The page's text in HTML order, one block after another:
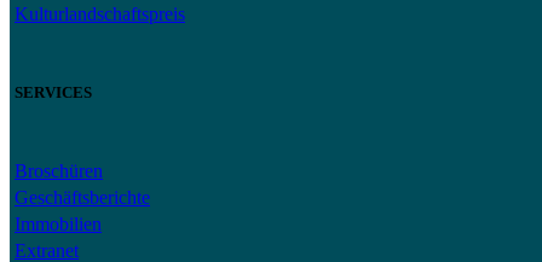
Kulturlandschaftspreis
SERVICES
Broschüren
Geschäftsberichte
Immobilien
Extranet